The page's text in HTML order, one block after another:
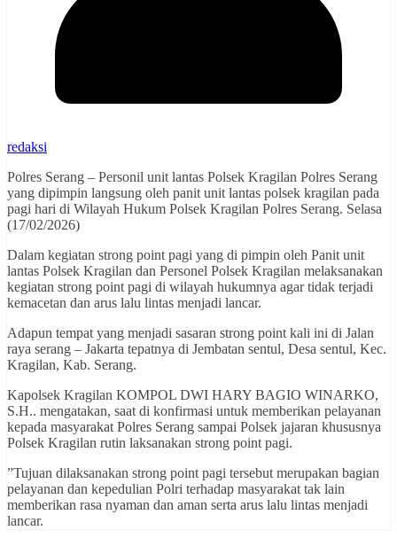
redaksi
Polres Serang – Personil unit lantas Polsek Kragilan Polres Serang
yang dipimpin langsung oleh panit unit lantas polsek kragilan pada
pagi hari di Wilayah Hukum Polsek Kragilan Polres Serang. Selasa
(17/02/2026)
Dalam kegiatan strong point pagi yang di pimpin oleh Panit unit
lantas Polsek Kragilan dan Personel Polsek Kragilan melaksanakan
kegiatan strong point pagi di wilayah hukumnya agar tidak terjadi
kemacetan dan arus lalu lintas menjadi lancar.
Adapun tempat yang menjadi sasaran strong point kali ini di Jalan
raya serang – Jakarta tepatnya di Jembatan sentul, Desa sentul, Kec.
Kragilan, Kab. Serang.
Kapolsek Kragilan KOMPOL DWI HARY BAGIO WINARKO,
S.H.. mengatakan, saat di konfirmasi untuk memberikan pelayanan
kepada masyarakat Polres Serang sampai Polsek jajaran khususnya
Polsek Kragilan rutin laksanakan strong point pagi.
”Tujuan dilaksanakan strong point pagi tersebut merupakan bagian
pelayanan dan kepedulian Polri terhadap masyarakat tak lain
memberikan rasa nyaman dan aman serta arus lalu lintas menjadi
lancar.